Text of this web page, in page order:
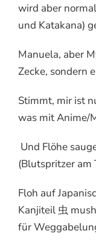
wird aber
und Katakana)
Manuela, aber
Zecke, sondern
Stimmt, mir ist
was mit Anime/
Und Flöhe
(Blutspritzer am
Floh auf
Kanjiteil 虫
für